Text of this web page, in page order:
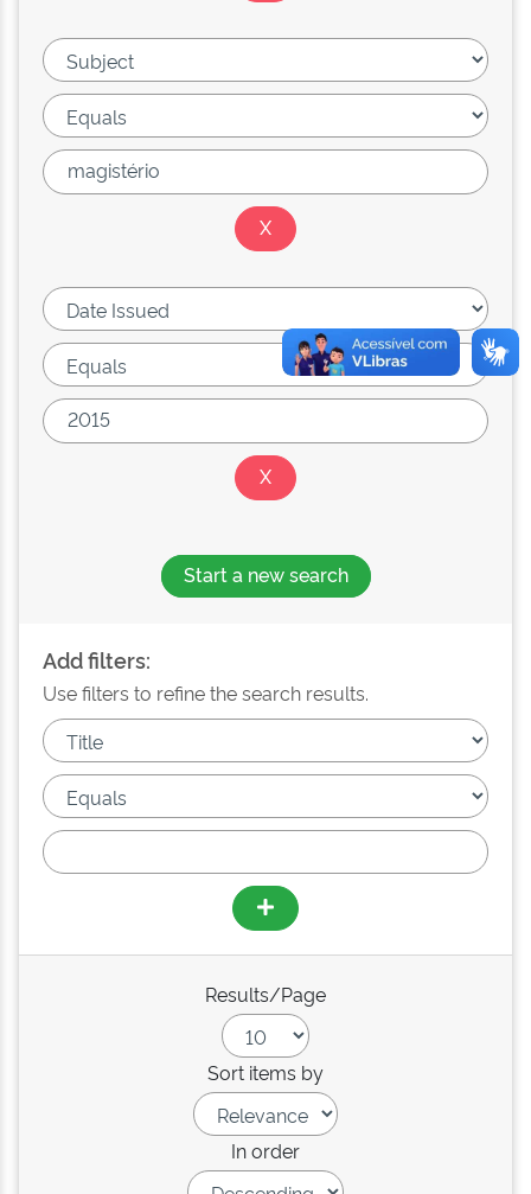
Start a new search
Add filters:
Use filters to refine the search results.
Results/Page
Sort items by
In order